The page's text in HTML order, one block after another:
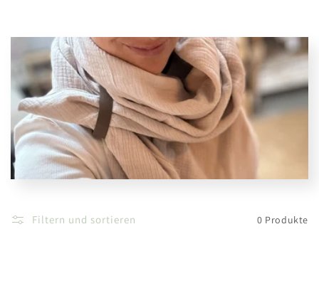
e
Filtern und sortieren 0 Produkte